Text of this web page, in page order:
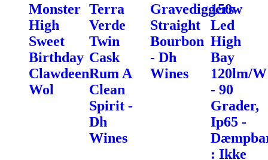
Monster
High
Sweet
Birthday
Clawdeen
Wol
Terra
Verde
Twin
Cask
Rum A
Clean
Spirit -
Dh
Wines
Gravediggers
Straight
Bourbon
- Dh
Wines
150w
Led
High
Bay
120lm/W
- 90
Grader,
Ip65 -
: Ikke